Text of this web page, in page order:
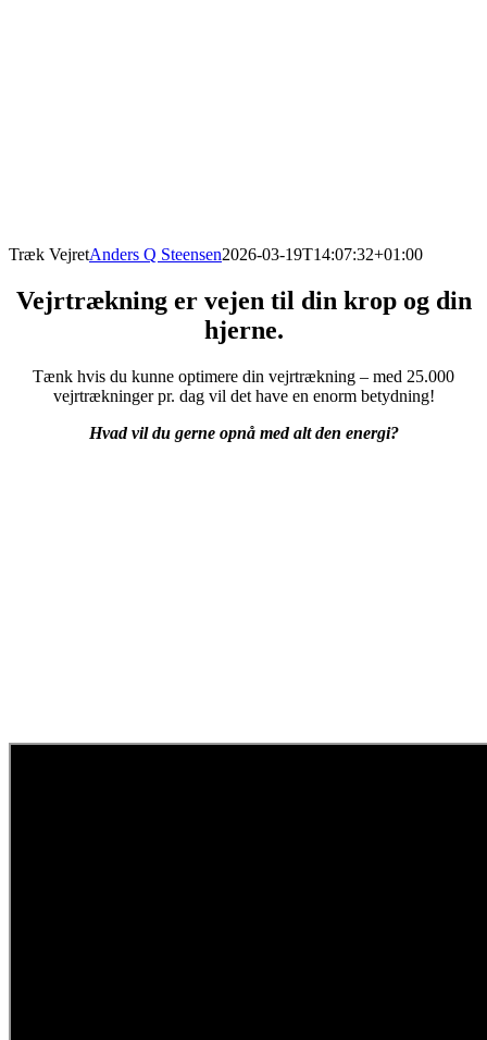
Træk VejretAnders Q Steensen2026-03-19T14:07:32+01:00
Vejrtrækning er vejen til din krop og din
hjerne.
Tænk hvis du kunne optimere din vejrtrækning – med 25.000
vejrtrækninger pr. dag vil det have en enorm betydning!
Hvad vil du gerne opnå med alt den energi?